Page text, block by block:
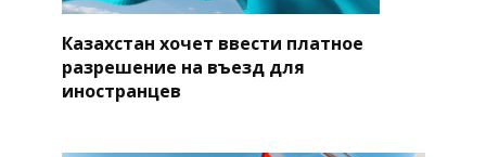
Казахстан хочет ввести платное
разрешение на въезд для
иностранцев